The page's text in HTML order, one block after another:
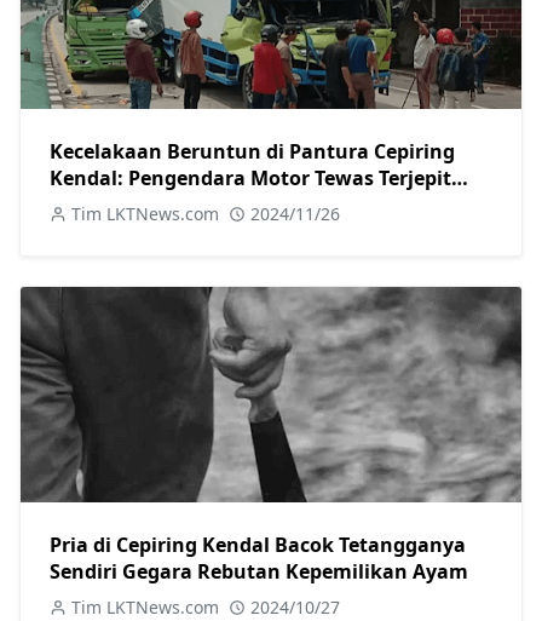
Kecelakaan Beruntun di Pantura Cepiring
Kendal: Pengendara Motor Tewas Terjepit
TrukTim LKTNews.com 2024/11/26
Pria di Cepiring Kendal Bacok Tetangganya
Sendiri Gegara Rebutan Kepemilikan Ayam
Tim LKTNews.com 2024/10/27